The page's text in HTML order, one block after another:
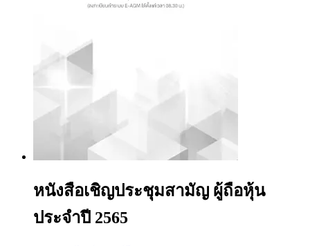
หนังสือเชิญประชุมสามัญ ผู้ถือหุ้น
ประจำปี 2565